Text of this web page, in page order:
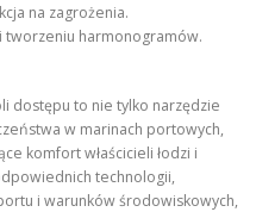
na zagrożenia.
tworzeniu harmonogramów.
dostępu to nie tylko narzędzie
w marinach portowych,
komfort właścicieli łodzi i
technologii,
i warunków środowiskowych,